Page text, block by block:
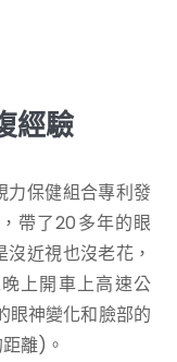
經驗
力保健組合專利發
帶了20多年的眼
近視也沒老花，
上開車上高速公
眼神變化和臉部的
離)。